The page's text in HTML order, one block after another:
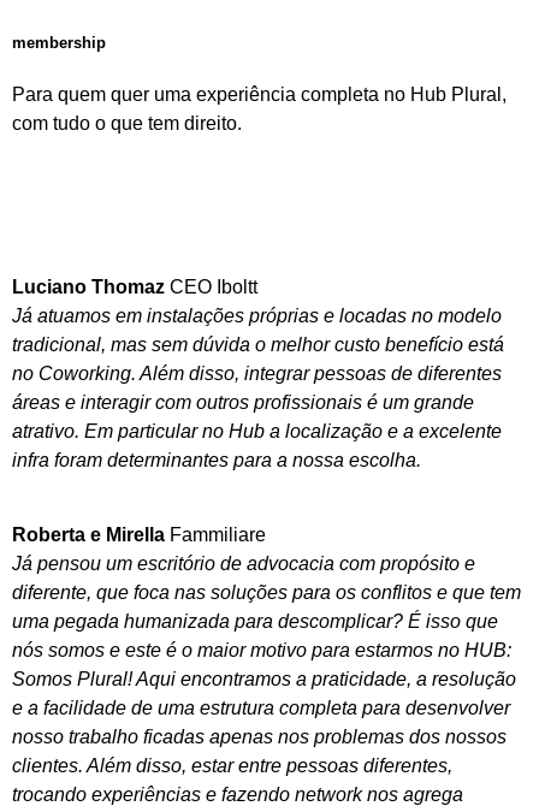
membership
Para quem quer uma experiência completa no Hub Plural,
com tudo o que tem direito.
Luciano Thomaz CEO Iboltt
Já atuamos em instalações próprias e locadas no modelo
tradicional, mas sem dúvida o melhor custo benefício está
no Coworking. Além disso, integrar pessoas de diferentes
áreas e interagir com outros profissionais é um grande
atrativo. Em particular no Hub a localização e a excelente
infra foram determinantes para a nossa escolha.
Roberta e Mirella Fammiliare
Já pensou um escritório de advocacia com propósito e
diferente, que foca nas soluções para os conflitos e que tem
uma pegada humanizada para descomplicar? É isso que
nós somos e este é o maior motivo para estarmos no HUB:
Somos Plural! Aqui encontramos a praticidade, a resolução
e a facilidade de uma estrutura completa para desenvolver
nosso trabalho ficadas apenas nos problemas dos nossos
clientes. Além disso, estar entre pessoas diferentes,
trocando experiências e fazendo network nos agrega